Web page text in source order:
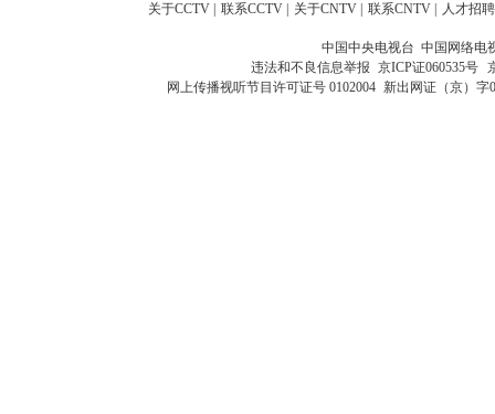
关于CCTV 联系CCTV 关于CNTV 联系CNTV 人才招聘
中国中央电视台 中国网络电
违法和不良信息举报 京ICP证060535号
网上传播视听节目许可证号 0102004 新出网证（京）